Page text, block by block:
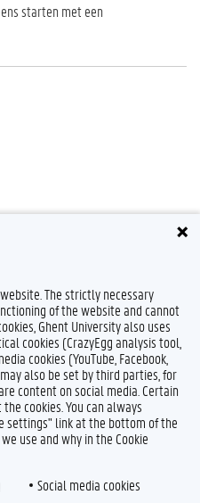
starten met een
The strictly necessary
of the website and cannot
Ghent University also uses
cookies (CrazyEgg analysis tool,
cookies (YouTube, Facebook,
also be set by third parties, for
content on social media. Certain
cookies. You can always
settings" link at the bottom of the
use and why in the Cookie
Social media cookies